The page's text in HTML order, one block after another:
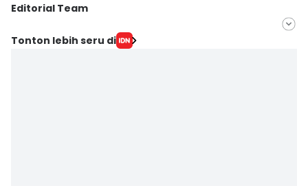
Editorial Team
Editor
Tonton lebih seru di